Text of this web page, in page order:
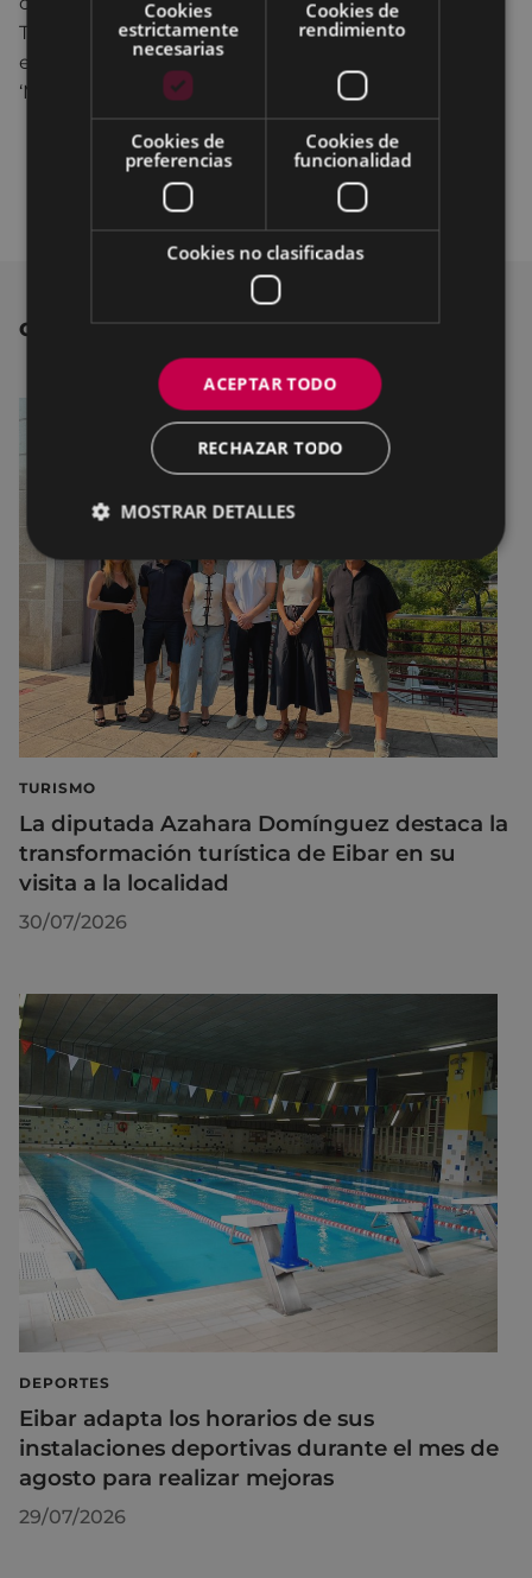
Tecnalia, participan como socios en este programa
europeo, que a su vez forma parte de la iniciativa
‘My Smart City District’.
OTRAS NOTICIAS
TURISMO
La diputada Azahara Domínguez destaca la
transformación turística de Eibar en su
visita a la localidad
30/07/2026
DEPORTES
Eibar adapta los horarios de sus
instalaciones deportivas durante el mes de
agosto para realizar mejoras
29/07/2026
Cookies
estrictamente
necesarias
Cookies de
rendimiento
Cookies de
preferencias
Cookies de
funcionalidad
Cookies no clasificadas
ACEPTAR TODO
RECHAZAR TODO
MOSTRAR DETALLES